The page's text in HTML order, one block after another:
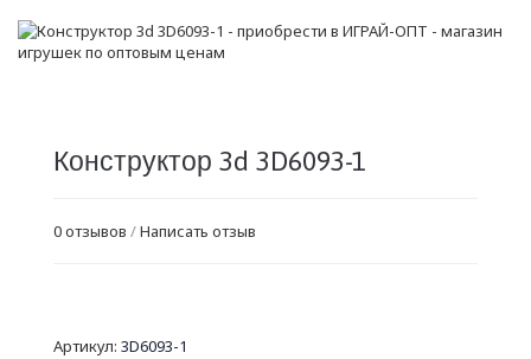
Конструктор 3d 3D6093-1
0 отзывов /Написать отзыв
Артикул: 3D6093-1